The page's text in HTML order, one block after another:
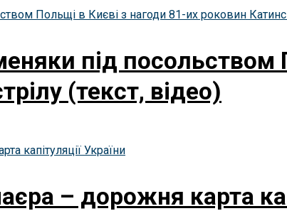
під посольством
(текст, відео)
– дорожня карта